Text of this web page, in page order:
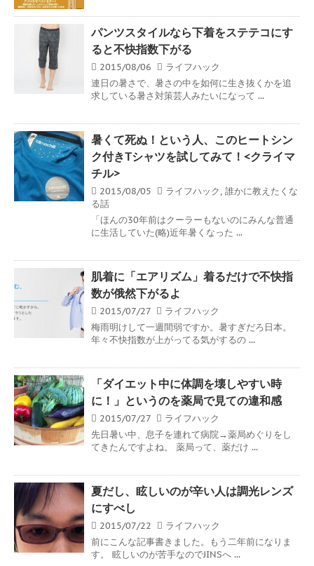
パンツスタイルなら下着をステテコにす
ると不快指数下がる
2015/08/06
ライフハック
連日の暑さで、暑さの中を如何に生き抜くかを追
求している暑さ対策芸人みたいになって ...
暑くて死ぬ！という人、このヒートシン
ク付きTシャツを試してみて！<クライマ
チル>
2015/08/05 ライフハック, 誰かに教えたくな
る話
「ほんの30年前はクーラーもないのにみんな普通
に生活していた(略)近年暑くなった ...
肌着に「エアリズム」着るだけで不快指
数が俄然下がるよ
2015/07/27
ライフハック
梅雨明けして一週間弱ですか。暑すぎだろ日本。
年々不快指数が上がってる気がするの ...
「ダイエット中に体調を壊しやすい時
に！」というのを薬局で見ての違和感
2015/07/27
ライフハック
先日暑い中、息子を連れて病院→薬局めぐりをし
てきたんですよね。 薬局って、薬だけ ...
夏だし、眩しいのが辛い人は調光レンズ
にすべし
2015/07/22
ライフハック
前にこんな記事書きました。もう二年前になりま
す。 眩しいのが苦手なのでJINSへ ...